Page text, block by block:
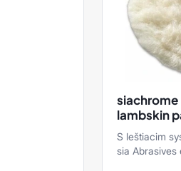
lambskin
S leštiacim
sia Abrasives